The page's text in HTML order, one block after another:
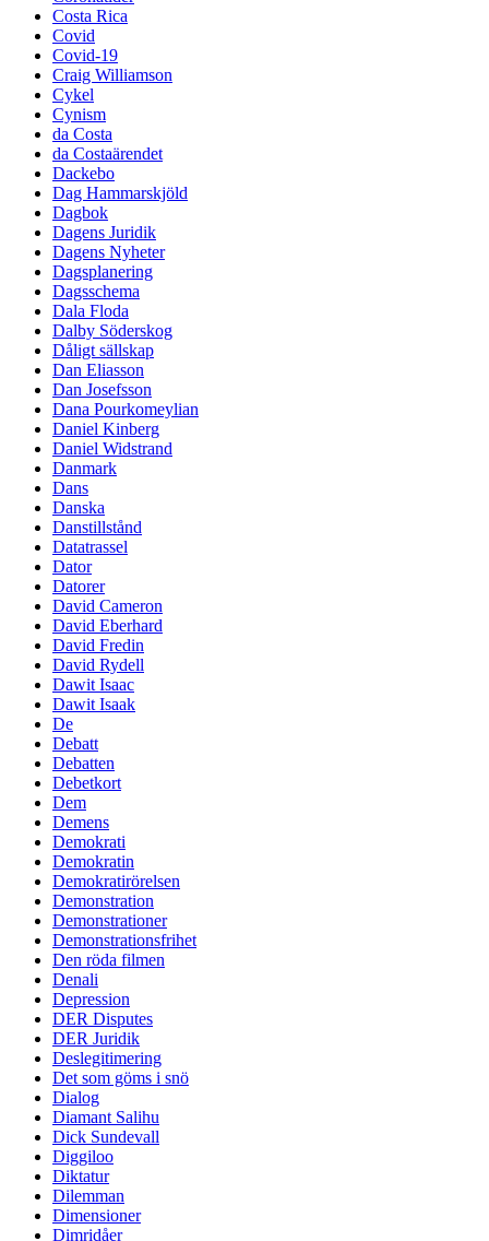
Costa Rica
Covid
Covid-19
Craig Williamson
Cykel
Cynism
da Costa
da Costaärendet
Dackebo
Dag Hammarskjöld
Dagbok
Dagens Juridik
Dagens Nyheter
Dagsplanering
Dagsschema
Dala Floda
Dalby Söderskog
Dåligt sällskap
Dan Eliasson
Dan Josefsson
Dana Pourkomeylian
Daniel Kinberg
Daniel Widstrand
Danmark
Dans
Danska
Danstillstånd
Datatrassel
Dator
Datorer
David Cameron
David Eberhard
David Fredin
David Rydell
Dawit Isaac
Dawit Isaak
De
Debatt
Debatten
Debetkort
Dem
Demens
Demokrati
Demokratin
Demokratirörelsen
Demonstration
Demonstrationer
Demonstrationsfrihet
Den röda filmen
Denali
Depression
DER Disputes
DER Juridik
Deslegitimering
Det som göms i snö
Dialog
Diamant Salihu
Dick Sundevall
Diggiloo
Diktatur
Dilemman
Dimensioner
Dimridåer